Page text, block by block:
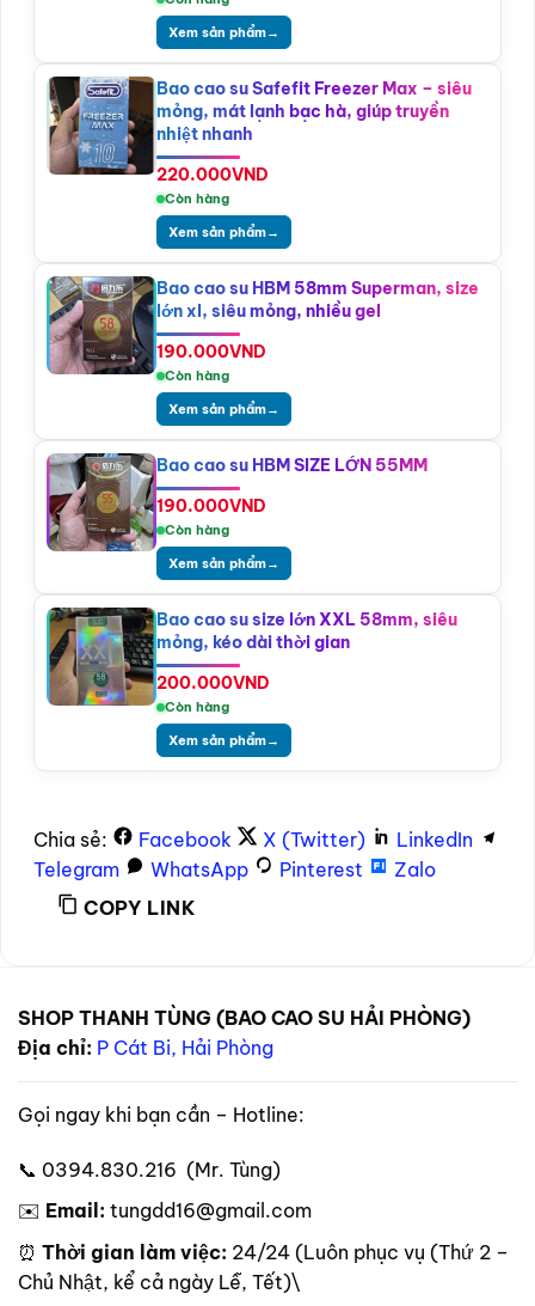
Xem sản phẩm→
Bao cao su Safefit Freezer Max – siêu
mỏng, mát lạnh bạc hà, giúp truyền
nhiệt nhanh
220.000VND
Còn hàng
Xem sản phẩm→
Bao cao su HBM 58mm Superman, size
lớn xl, siêu mỏng, nhiều gel
190.000VND
Còn hàng
Xem sản phẩm→
Bao cao su HBM SIZE LỚN 55MM
190.000VND
Còn hàng
Xem sản phẩm→
Bao cao su size lớn XXL 58mm, siêu
mỏng, kéo dài thời gian
200.000VND
Còn hàng
Xem sản phẩm→
Chia sẻ: Facebook X (Twitter)
LinkedIn
Telegram
WhatsApp Pinterest
Zalo
COPY LINK
SHOP THANH TÙNG (BAO CAO SU HẢI PHÒNG)
Địa chỉ: P Cát Bi, Hải Phòng
Gọi ngay khi bạn cần – Hotline:
📞 0394.830.216 (Mr. Tùng)
✉️ Email: tungdd16@gmail.com
⏰ Thời gian làm việc: 24/24 (Luôn phục vụ (Thứ 2 –
Chủ Nhật, kể cả ngày Lễ, Tết)\